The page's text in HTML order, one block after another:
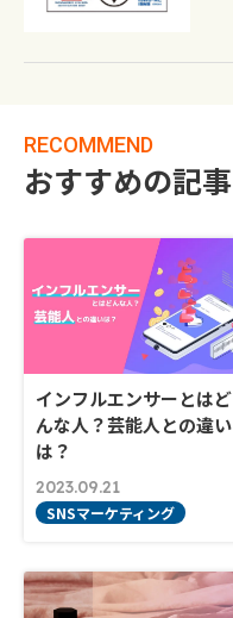
RECOMMEND
おすすめの記事
インフルエンサーとはど
んな人？芸能人との違い
は？
2023.09.21
SNSマーケティング